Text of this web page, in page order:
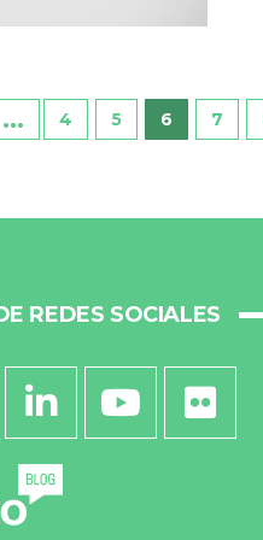
… 4 5 6 7
REDES SOCIALES